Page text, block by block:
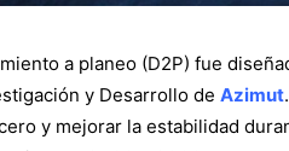
a planeo (D2P) fue
y Desarrollo de Azimut
y mejorar la estabilidad